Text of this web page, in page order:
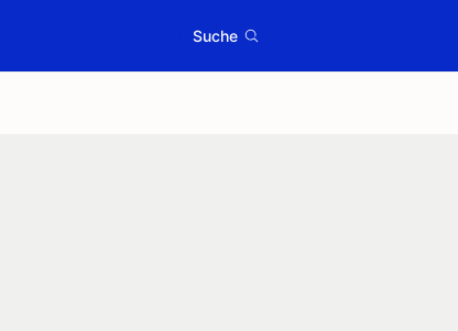
Suche